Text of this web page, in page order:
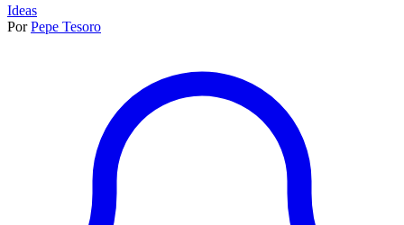
Ideas
Por Pepe Tesoro